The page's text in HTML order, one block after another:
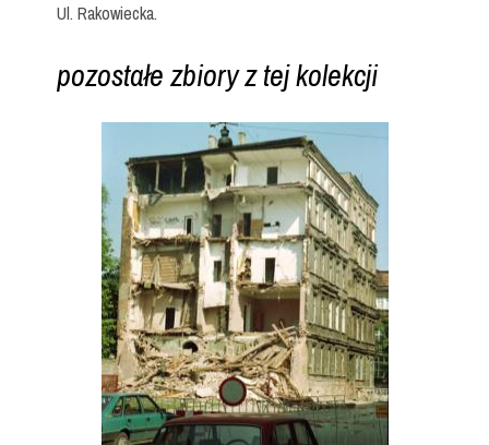
Ul. Rakowiecka.
pozostałe zbiory z tej kolekcji